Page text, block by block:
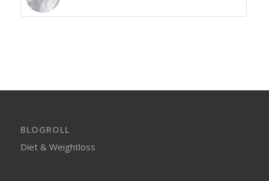
BLOGROLL
Diet & Weightloss